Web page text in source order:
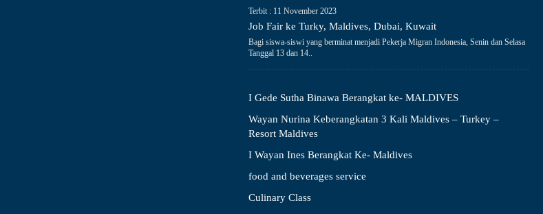
Terbit : 11 November 2023
Job Fair ke Turky, Maldives, Dubai, Kuwait
Bagi siswa-siswi yang berminat menjadi Pekerja Migran Indonesia, Senin dan Selasa
Tanggal 13 dan 14..
I Gede Sutha Binawa Berangkat ke- MALDIVES
Wayan Nurina Keberangkatan 3 Kali Maldives – Turkey –
Resort Maldives
I Wayan Ines Berangkat Ke- Maldives
food and beverages service
Culinary Class